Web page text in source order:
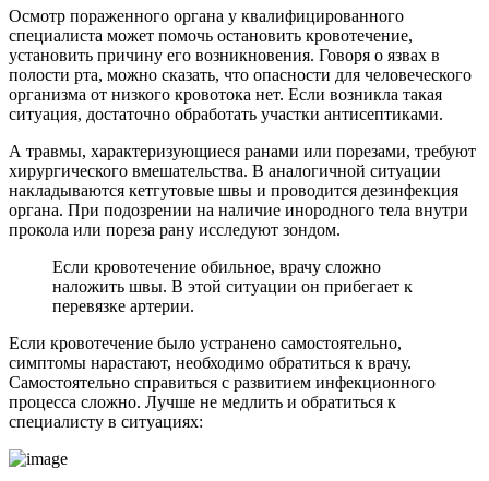
Осмотр пораженного органа у квалифицированного
специалиста может помочь остановить кровотечение,
установить причину его возникновения. Говоря о язвах в
полости рта, можно сказать, что опасности для человеческого
организма от низкого кровотока нет. Если возникла такая
ситуация, достаточно обработать участки антисептиками.
А травмы, характеризующиеся ранами или порезами, требуют
хирургического вмешательства. В аналогичной ситуации
накладываются кетгутовые швы и проводится дезинфекция
органа. При подозрении на наличие инородного тела внутри
прокола или пореза рану исследуют зондом.
Если кровотечение обильное, врачу сложно
наложить швы. В этой ситуации он прибегает к
перевязке артерии.
Если кровотечение было устранено самостоятельно,
симптомы нарастают, необходимо обратиться к врачу.
Самостоятельно справиться с развитием инфекционного
процесса сложно. Лучше не медлить и обратиться к
специалисту в ситуациях: